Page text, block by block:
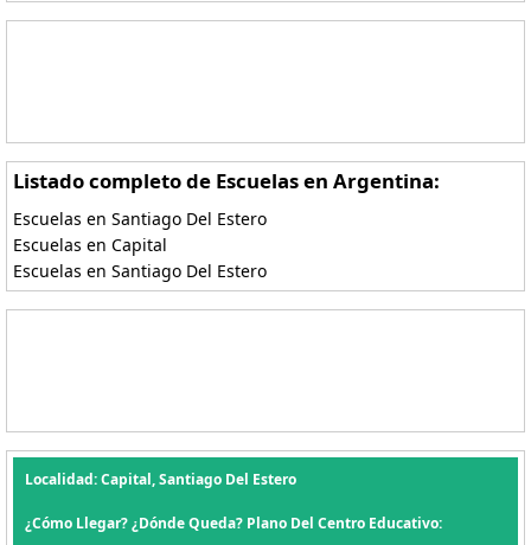
Listado completo de Escuelas en Argentina:
Escuelas en Santiago Del Estero
Escuelas en Capital
Escuelas en Santiago Del Estero
Localidad: Capital, Santiago Del Estero
¿Cómo Llegar? ¿Dónde Queda? Plano Del Centro Educativo: